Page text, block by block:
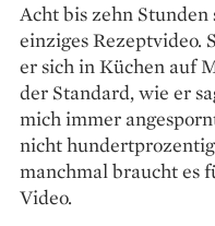
Acht bis zehn
einziges Rezeptvideo.
er sich in Küchen auf
der Standard, wie er
mich immer
nicht
manchmal braucht es
Video.